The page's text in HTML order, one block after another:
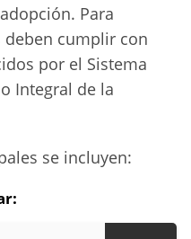
Para
cumplir con
por el Sistema
Integral de la
se incluyen: